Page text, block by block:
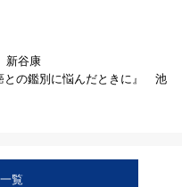
新谷康
との鑑別に悩んだときに』 池
覧